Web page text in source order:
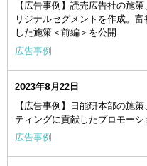
【広告事例】読売広告社の施
リジナルセグメントを作成。
した施策＜前編＞を公開
広告事例
2023年8月22日
【広告事例】日能研本部の施
ティングに貢献したプロモー
広告事例